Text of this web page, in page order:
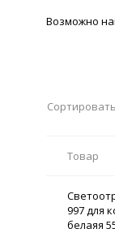
Возможно
Товар
997 для
белаяя